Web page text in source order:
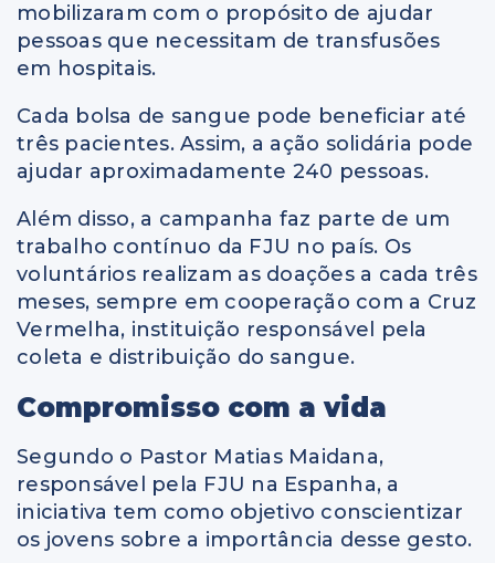
mobilizaram com o propósito de ajudar
pessoas que necessitam de transfusões
em hospitais.
Cada bolsa de sangue pode beneficiar até
três pacientes. Assim, a ação solidária pode
ajudar aproximadamente 240 pessoas.
Além disso, a campanha faz parte de um
trabalho contínuo da FJU no país. Os
voluntários realizam as doações a cada três
meses, sempre em cooperação com a Cruz
Vermelha, instituição responsável pela
coleta e distribuição do sangue.
Compromisso com a vida
Segundo o Pastor Matias Maidana,
responsável pela FJU na Espanha, a
iniciativa tem como objetivo conscientizar
os jovens sobre a importância desse gesto.